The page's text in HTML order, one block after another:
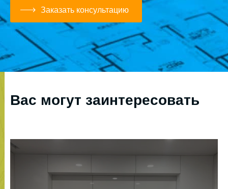
Заказать консультацию
Вас могут заинтересовать